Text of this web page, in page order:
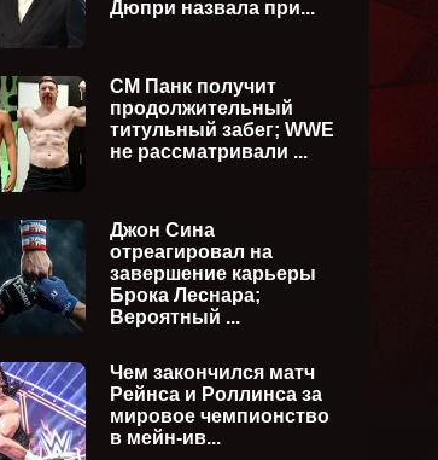
WWE Monday Night Raw
27.07.2026 (русская версия)
Дюпри назвала при...
СМ Панк получит
продолжительный
титульный забег; WWE
не рассматривали ...
Джон Сина
отреагировал на
завершение карьеры
Брока Леснара;
Вероятный ...
Чем закончился матч
Рейнса и Роллинса за
мировое чемпионство
в мейн-ив...